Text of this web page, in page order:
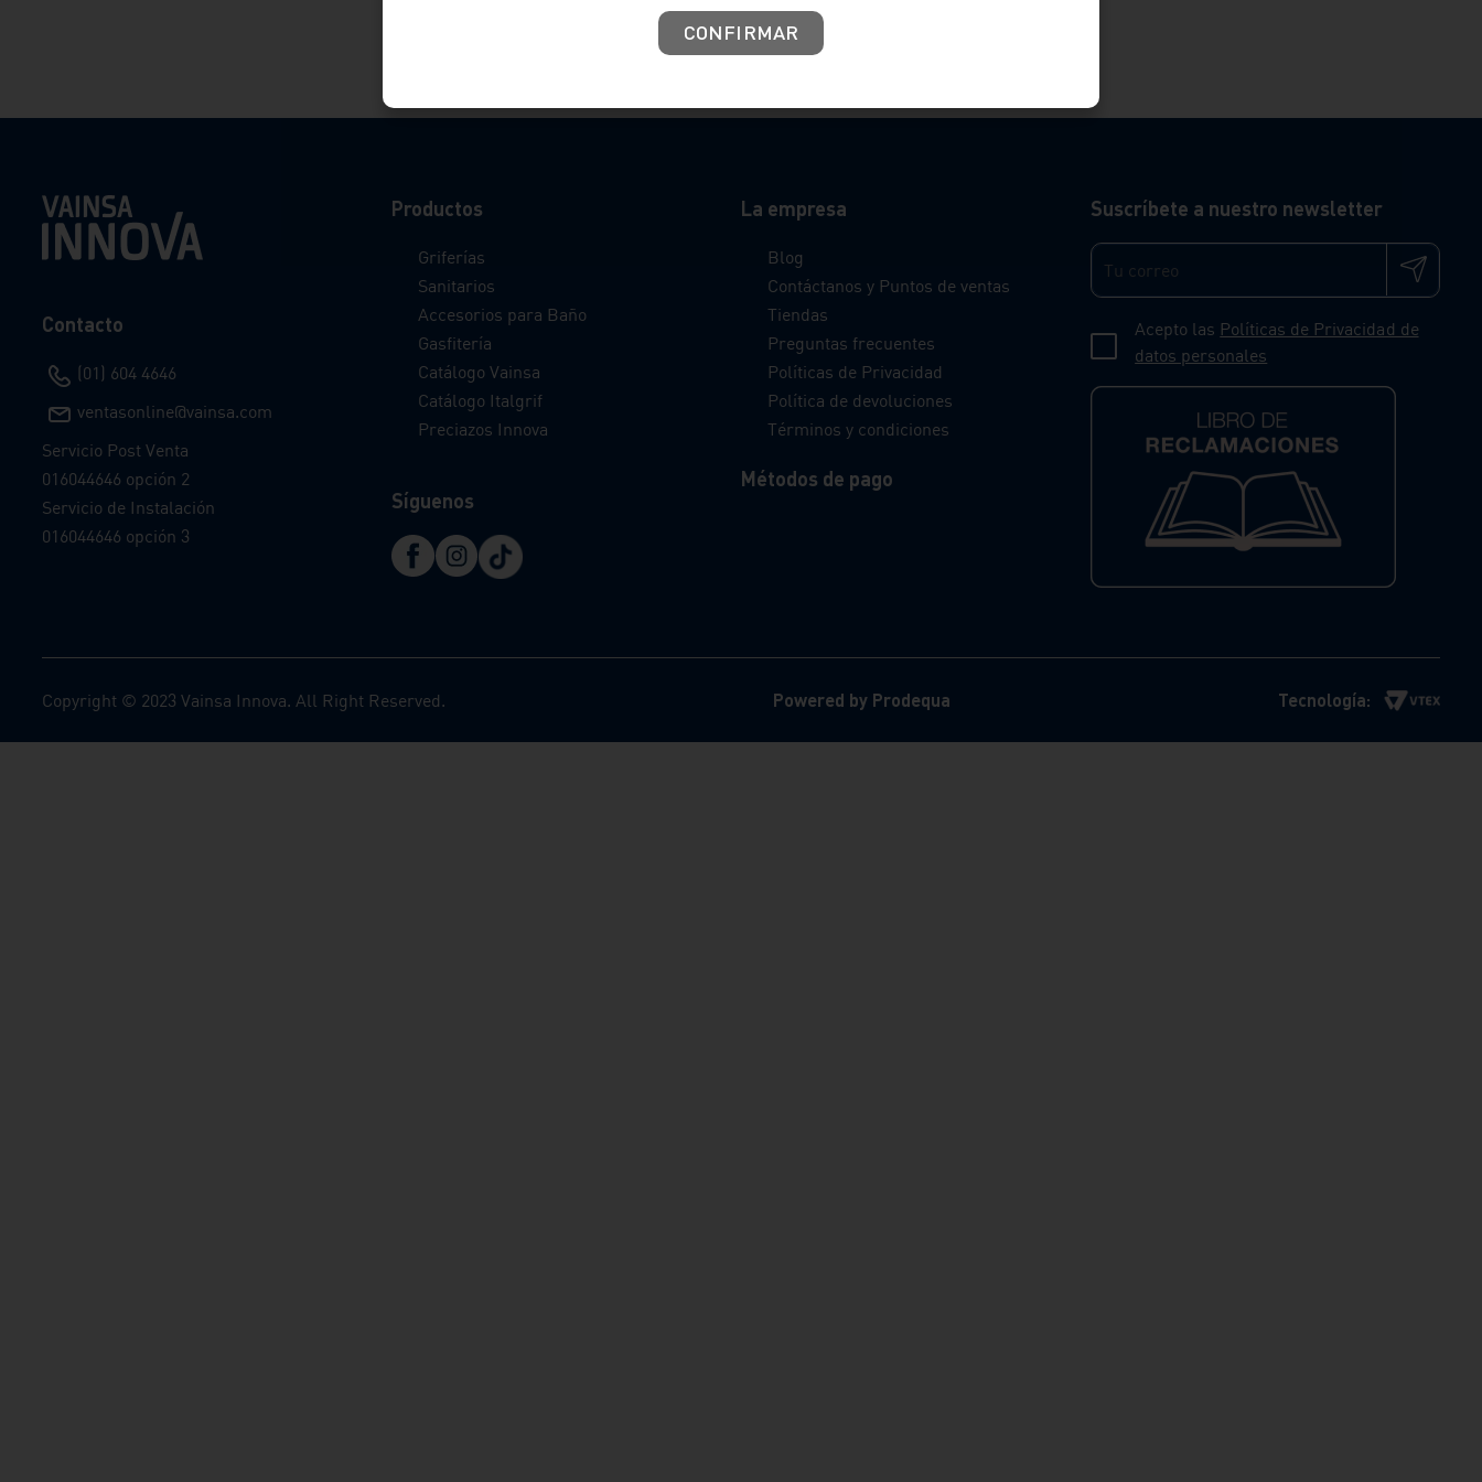
Contacto
(01) 604 4646
ventasonline@vainsa.com
Servicio Post Venta
016044646 opción 2
Servicio de Instalación
016044646 opción 3
Productos
Griferías
Sanitarios
Accesorios para Baño
Gasfitería
Catálogo Vainsa
Catálogo Italgrif
Preciazos Innova
Síguenos
La empresa
Blog
Contáctanos y Puntos de ventas
Tiendas
Preguntas frecuentes
Políticas de Privacidad
Política de devoluciones
Términos y condiciones
Métodos de pago
Suscríbete a nuestro newsletter
Acepto las Políticas de Privacidad de
datos personales
Copyright © 2023 Vainsa Innova. All Right Reserved. Powered by Prodequa Tecnología:
CONFIRMAR